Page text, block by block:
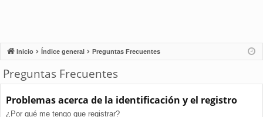
Inicio Índice general Preguntas Frecuentes
Preguntas Frecuentes
Problemas acerca de la identificación y el registro
¿Por qué me tengo que registrar?